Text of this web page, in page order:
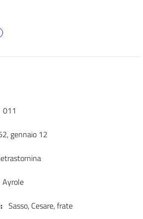
011
gennaio 12
Ayrole
Sasso, Cesare, frate